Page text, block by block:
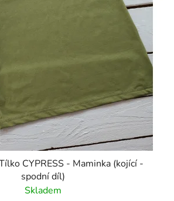
CYPRESS - Maminka (kojící -
spodní díl)
Skladem